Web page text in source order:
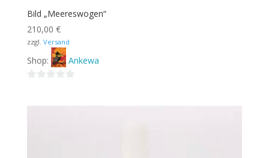
Bild „Meereswogen“
210,00 €
zzgl. Versand
Shop: Ankewa